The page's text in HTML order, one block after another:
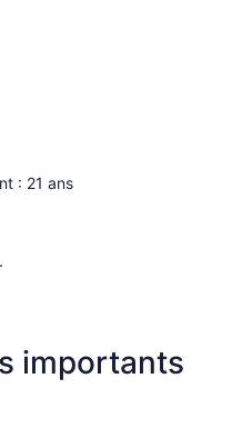
: 21 ans
importants